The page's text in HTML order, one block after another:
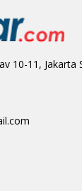
10-11, Jakarta